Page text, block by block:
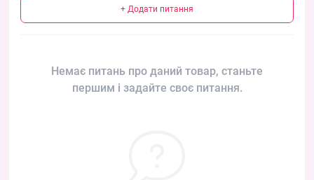
+ Додати питання
Немає питань про даний товар, станьте
першим і задайте своє питання.